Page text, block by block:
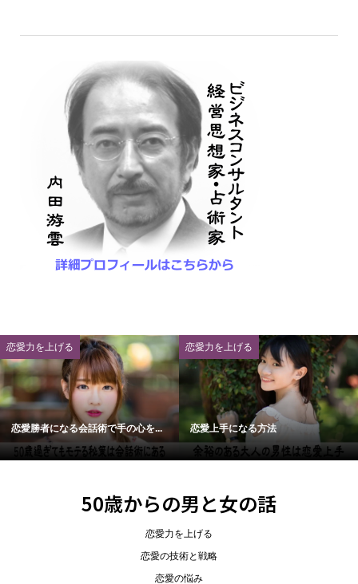
恋愛力を上げる
恋愛勝者になる会話術で手の心を...
恋愛力を上げる
恋愛上手になる方法
50歳からの男と女の話
恋愛力を上げる
恋愛の技術と戦略
恋愛の悩み